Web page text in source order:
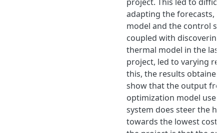
adapting the forecasts,
model and the control
coupled with
thermal model in the last
project, led to varying
this, the results
show that the output
optimization model
system does steer the
towards the lowest cost.